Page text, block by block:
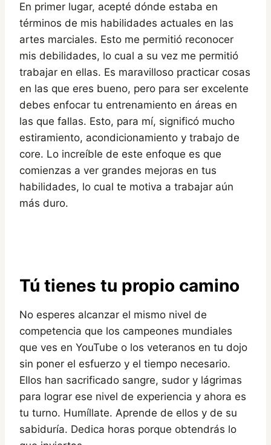
En primer lugar, acepté dónde estaba en
términos de mis habilidades actuales en las
artes marciales. Esto me permitió reconocer
mis debilidades, lo cual a su vez me permitió
trabajar en ellas. Es maravilloso practicar cosas
en las que eres bueno, pero para ser excelente
debes enfocar tu entrenamiento en áreas en
las que fallas. Esto, para mí, significó mucho
estiramiento, acondicionamiento y trabajo de
core. Lo increíble de este enfoque es que
comienzas a ver grandes mejoras en tus
habilidades, lo cual te motiva a trabajar aún
más duro.
Tú tienes tu propio camino
No esperes alcanzar el mismo nivel de
competencia que los campeones mundiales
que ves en YouTube o los veteranos en tu dojo
sin poner el esfuerzo y el tiempo necesario.
Ellos han sacrificado sangre, sudor y lágrimas
para lograr ese nivel de experiencia y ahora es
tu turno. Humíllate. Aprende de ellos y de su
sabiduría. Dedica horas porque obtendrás lo